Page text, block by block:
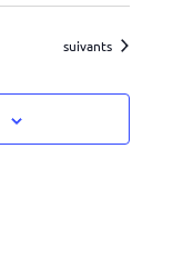
navigation
vues
Évènements
suivants